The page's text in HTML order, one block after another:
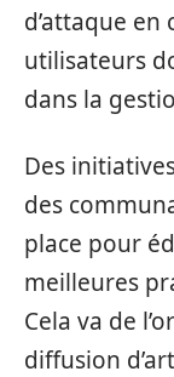
d’attaque
utilisateurs
dans la
Des
des
place pour
meilleures
Cela va de
diffusion